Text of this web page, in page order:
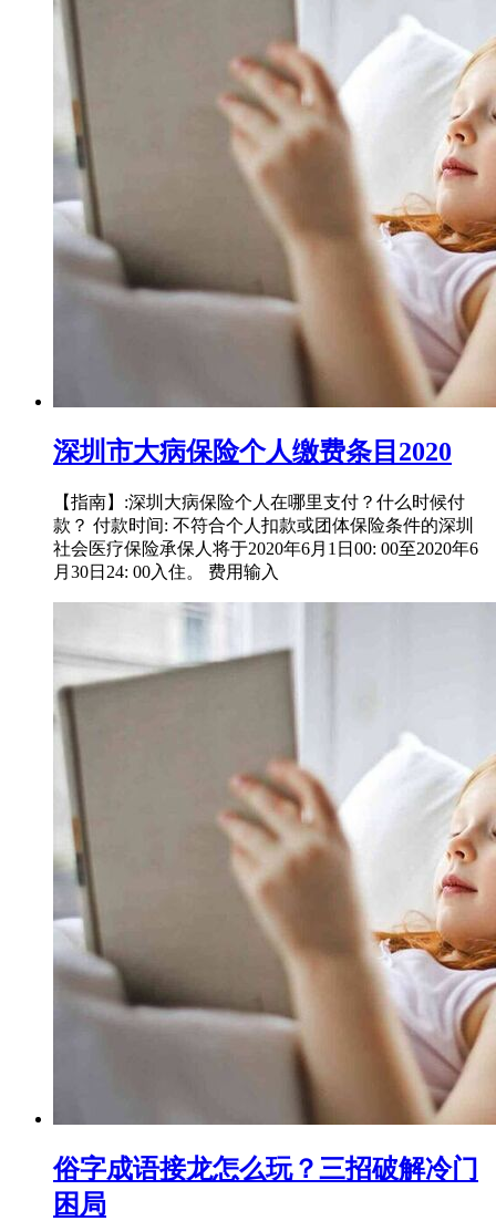
深圳市大病保险个人缴费条目2020
【指南】:深圳大病保险个人在哪里支付？什么时候付
款？ 付款时间: 不符合个人扣款或团体保险条件的深圳
社会医疗保险承保人将于2020年6月1日00: 00至2020年6
月30日24: 00入住。 费用输入
俗字成语接龙怎么玩？三招破解冷门
困局